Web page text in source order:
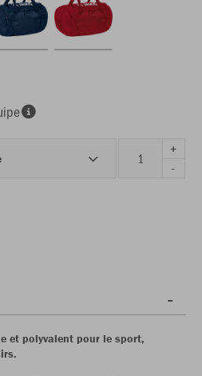
+
-
et polyvalent pour le sport,